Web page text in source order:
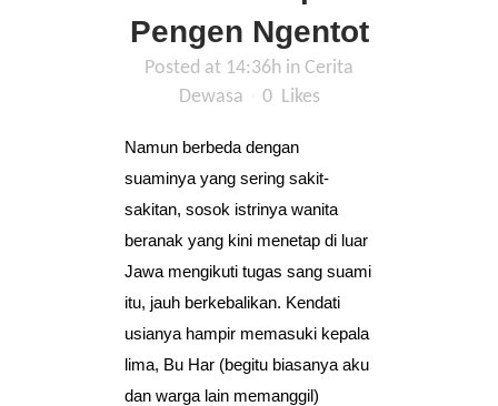
Pengen Ngentot
Posted at 14:36h in Cerita
Dewasa
0 Likes
Namun berbeda dengan
suaminya yang sering sakit-
sakitan, sosok istrinya wanita
beranak yang kini menetap di luar
Jawa mengikuti tugas sang suami
itu, jauh berkebalikan. Kendati
usianya hampir memasuki kepala
lima, Bu Har (begitu biasanya aku
dan warga lain memanggil)